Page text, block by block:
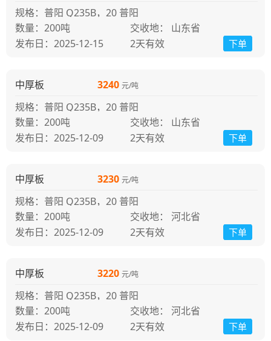
发布日：2025-12-15
规格：普阳 Q235B，20 普阳
下单
200吨
交收地： 山东省
2天有效
中厚板 3240 元/吨
发布日：2025-12-09
规格：普阳 Q235B，20 普阳
下单
200吨
交收地： 山东省
2天有效
中厚板 3230 元/吨
发布日：2025-12-09
规格：普阳 Q235B，20 普阳
下单
200吨
交收地： 河北省
2天有效
中厚板 3220 元/吨
发布日：2025-12-09
规格：普阳 Q235B，20 普阳
下单
200吨
交收地： 河北省
2天有效